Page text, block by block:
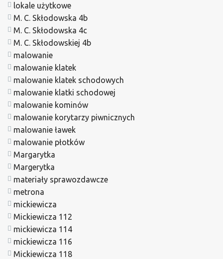
lokale użytkowe
M. C. Skłodowska 4b
M. C. Skłodowska 4c
M. C. Skłodowskiej 4b
malowanie
malowanie klatek
malowanie klatek schodowych
malowanie klatki schodowej
malowanie kominów
malowanie korytarzy piwnicznych
malowanie ławek
malowanie płotków
Margarytka
Margerytka
materiały sprawozdawcze
metrona
mickiewicza
Mickiewicza 112
mickiewicza 114
mickiewicza 116
Mickiewicza 118